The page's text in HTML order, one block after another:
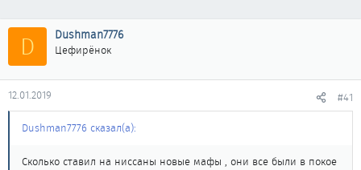
т
м
ы
а
ч
л
D Dushman7776
Цефирёнок
12.01.2019 #41
Dushman7776 сказал(а):
Сколько ставил на ниссаны новые мафы , они все были в покое